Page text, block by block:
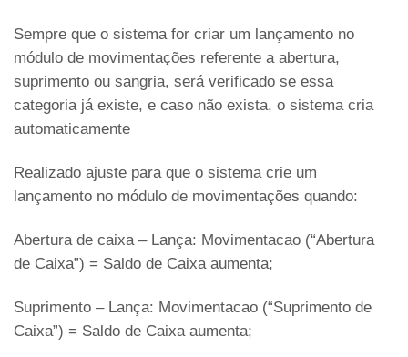
Sempre que o sistema for criar um lançamento no
módulo de movimentações referente a abertura,
suprimento ou sangria, será verificado se essa
categoria já existe, e caso não exista, o sistema cria
automaticamente
Realizado ajuste para que o sistema crie um
lançamento no módulo de movimentações quando:
Abertura de caixa – Lança: Movimentacao (“Abertura
de Caixa”) = Saldo de Caixa aumenta;
Suprimento – Lança: Movimentacao (“Suprimento de
Caixa”) = Saldo de Caixa aumenta;